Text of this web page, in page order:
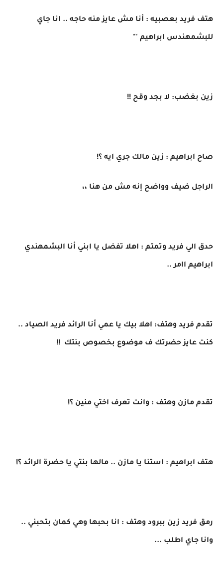
هتف فريد بعصبيه : أنا مش عايز منه حاجه .. انا جاي
للبشمهندس ابراهيم '"
زين بغضب: لا بجد وقح !!
صاح ابراهيم : زين مالك جري ايه ؟!
الراجل ضيف وواضح إنه مش من هنا ،،
حدق الي فريد وتمتم : اهلا تفضل يا ابني أنا البشمهندي
ابراهيم اامر ..
تقدم فريد وهتف: اهلا بيك يا عمي أنا الرائد فريد الصياد ..
كنت عايز حضرتك ف موضوع بخصوص بنتك !!
تقدم مازن وهتف : وانت تعرف اختي منين ؟!
هتف ابراهيم : استنا يا مازن .. مالها بنتي يا حضرة الرائد ؟!
رمق فريد زين ببرود وهتف : انا بحبها وهي كمان بتحبني ..
وانا جاي اطلب ...